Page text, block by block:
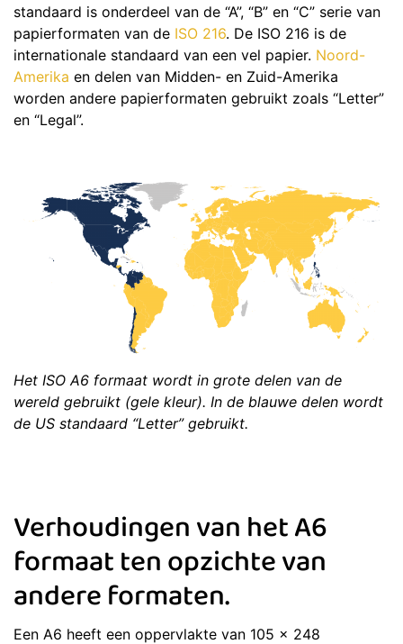
standaard is onderdeel van de “A”, “B” en “C” serie van
papierformaten van de ISO 216. De ISO 216 is de
internationale standaard van een vel papier. Noord-
Amerika en delen van Midden- en Zuid-Amerika
worden andere papierformaten gebruikt zoals “Letter”
en “Legal”.
Het ISO A6 formaat wordt in grote delen van de
wereld gebruikt (gele kleur). In de blauwe delen wordt
de US standaard “Letter” gebruikt.
Verhoudingen van het A6
formaat ten opzichte van
andere formaten.
Een A6 heeft een oppervlakte van 105 x 248